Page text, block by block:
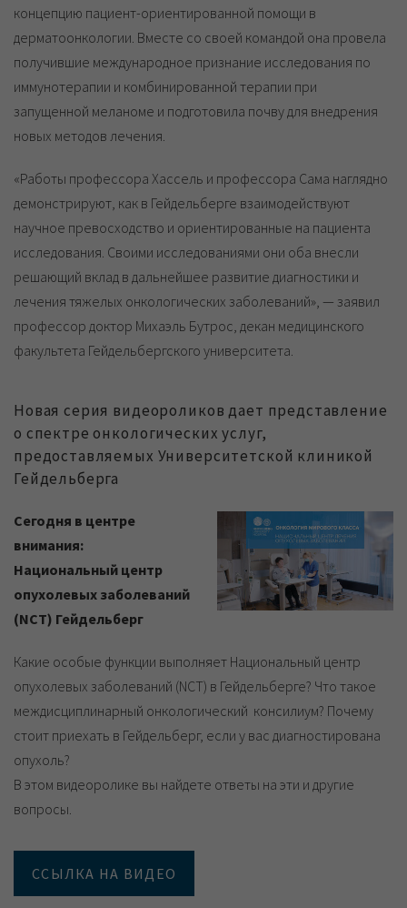
концепцию пациент-ориентированной помощи в
дерматоонкологии. Вместе со своей командой она провела
получившие международное признание исследования по
иммунотерапии и комбинированной терапии при
запущенной меланоме и подготовила почву для внедрения
новых методов лечения.
«Работы профессора Хассель и профессора Сама наглядно
демонстрируют, как в Гейдельберге взаимодействуют
научное превосходство и ориентированные на пациента
исследования. Своими исследованиями они оба внесли
решающий вклад в дальнейшее развитие диагностики и
лечения тяжелых онкологических заболеваний», — заявил
профессор доктор Михаэль Бутрос, декан медицинского
факультета Гейдельбергского университета.
Новая серия видеороликов дает представление
о спектре онкологических услуг,
предоставляемых Университетской клиникой
Гейдельберга
Сегодня в центре
внимания:
Национальный центр
опухолевых заболеваний
(NCT) Гейдельберг
Какие особые функции выполняет Национальный центр
опухолевых заболеваний (NCT) в Гейдельберге? Что такое
междисциплинарный онкологический консилиум? Почему
стоит приехать в Гейдельберг, если у вас диагностирована
опухоль?
В этом видеоролике вы найдете ответы на эти и другие
вопросы.
ССЫЛКА НА ВИДЕО